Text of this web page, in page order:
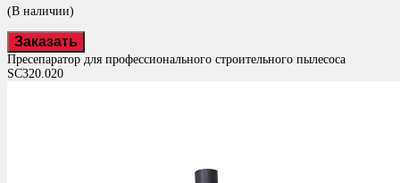
(В наличии)
Заказать
Пресепаратор для профессионального строительного пылесоса
SC320.020